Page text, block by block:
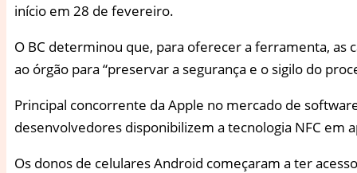
início em 28 de fevereiro.
O BC determinou que, para oferecer a ferramenta, as
ao órgão para “preservar a segurança e o sigilo do
Principal concorrente da Apple no mercado de
desenvolvedores disponibilizem a tecnologia NFC em
Os donos de celulares Android começaram a ter